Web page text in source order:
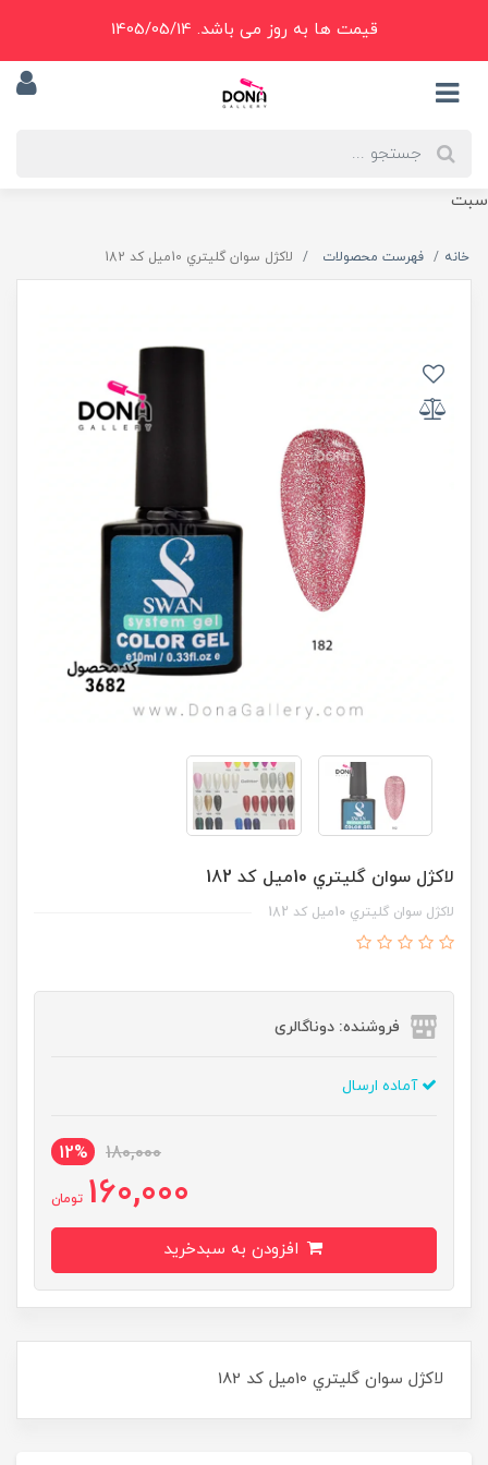
سبت
قیمت ها به روز می باشد. 1405/05/14
خانه فهرست محصولات لاکژل سوان گليتري 10ميل کد 182
لاکژل سوان گليتري 10ميل کد 182
لاکژل سوان گليتري 10ميل کد 182
فروشنده: دوناگالری
آماده ارسال
180,000
12%
160,000 تومان
لاکژل سوان گليتري 10ميل کد 182